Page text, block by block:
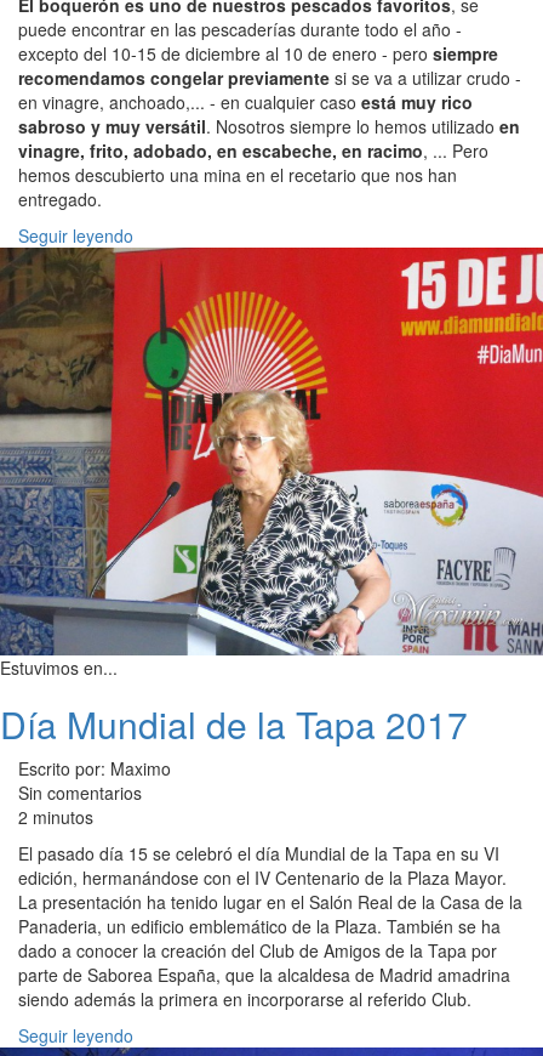
El boquerón es uno de nuestros pescados favoritos, se
puede encontrar en las pescaderías durante todo el año -
excepto del 10-15 de diciembre al 10 de enero - pero siempre
recomendamos congelar previamente si se va a utilizar crudo -
en vinagre, anchoado,... - en cualquier caso está muy rico
sabroso y muy versátil. Nosotros siempre lo hemos utilizado en
vinagre, frito, adobado, en escabeche, en racimo, ... Pero
hemos descubierto una mina en el recetario que nos han
entregado.
Seguir leyendo
Estuvimos en...
Día Mundial de la Tapa 2017
Escrito por: Maximo
Sin comentarios
2 minutos
El pasado día 15 se celebró el día Mundial de la Tapa en su VI
edición, hermanándose con el IV Centenario de la Plaza Mayor.
La presentación ha tenido lugar en el Salón Real de la Casa de la
Panaderia, un edificio emblemático de la Plaza. También se ha
dado a conocer la creación del Club de Amigos de la Tapa por
parte de Saborea España, que la alcaldesa de Madrid amadrina
siendo además la primera en incorporarse al referido Club.
Seguir leyendo